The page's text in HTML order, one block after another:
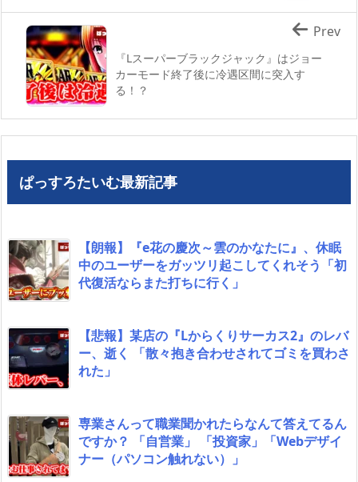
『Lスーパーブラックジャック』はジョー
カーモード終了後に冷遇区間に突入す
る！？
Prev
ぱっすろたいむ最新記事
【朗報】『e花の慶次～雲のかなたに』、休眠
中のユーザーをガッツリ起こしてくれそう「初
代復活ならまた打ちに行く」
【悲報】某店の『Lからくりサーカス2』のレバ
ー、逝く 「散々抱き合わせされてゴミを買わさ
れた」
専業さんって職業聞かれたらなんて答えてるん
ですか？ 「自営業」 「投資家」「Webデザイ
ナー（パソコン触れない）」